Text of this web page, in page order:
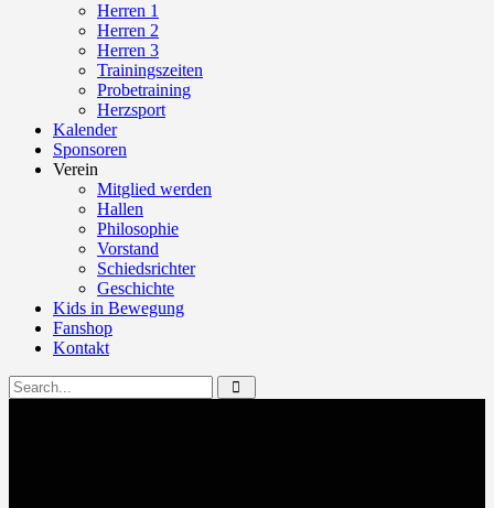
Herren 1
Herren 2
Herren 3
Trainingszeiten
Probetraining
Herzsport
Kalender
Sponsoren
Verein
Mitglied werden
Hallen
Philosophie
Vorstand
Schiedsrichter
Geschichte
Kids in Bewegung
Fanshop
Kontakt